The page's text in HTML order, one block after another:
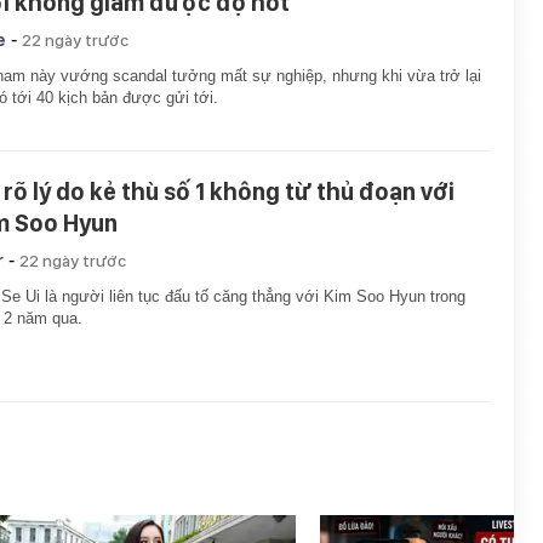
- 22 ngày trước
này vướng scandal tưởng mất sự nghiệp, nhưng khi vừa trở lại
tới 40 kịch bản được gửi tới.
lý do kẻ thù số 1 không từ thủ đoạn với
Soo Hyun
- 22 ngày trước
Ui là người liên tục đấu tố căng thẳng với Kim Soo Hyun trong
năm qua.